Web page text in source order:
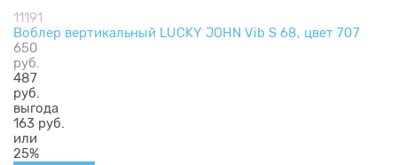
11191
Воблер вертикальный LUCKY JOHN Vib S 68, цвет 707
650
руб.
487
руб.
выгода
163 руб.
или
25%